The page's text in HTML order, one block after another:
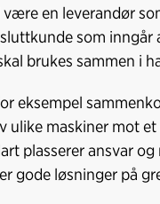
en leverandør
som
brukes sammen i
eksempel
ulike maskiner mot
plasserer ansvar
gode løsninger på